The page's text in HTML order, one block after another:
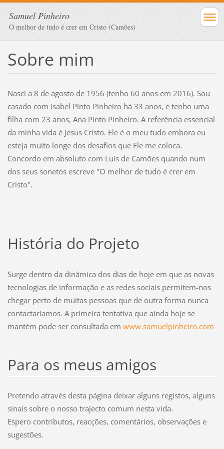
Samuel Pinheiro
O melhor de tudo é crer em Cristo (Camões)
Sobre mim
Nasci a 8 de agosto de 1956 (tenho 60 anos em 2016). Sou
casado com Isabel Pinto Pinheiro há 33 anos, e tenho uma
filha com 23 anos, Ana Pinto Pinheiro. A referência essencial
da minha vida é Jesus Cristo. Ele é o meu tudo embora eu
esteja muito longe dos desafios que Ele me coloca.
Concordo em absoluto com Luís de Camões quando num
dos seus sonetos escreve "O melhor de tudo é crer em
Cristo".
História do Projeto
Surge dentro da dinâmica dos dias de hoje em que as novas
tecnologias de informação e as redes sociais permitem-nos
chegar perto de muitas pessoas que de outra forma nunca
contactaríamos. A primeira tentativa que ainda hoje se
mantém pode ser consultada em www.samuelpinheiro.com
Para os meus amigos
Pretendo através desta página deixar alguns registos, alguns
sinais sobre o nosso trajecto comum nesta vida.
Espero contributos, reacções, comentários, observações e
sugestões.